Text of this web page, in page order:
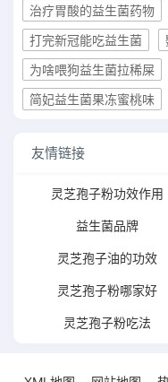
治疗胃酸的益生菌药物
打完新冠能吃益生菌
为啥喂狗益生菌拉稀屎
简妃益生菌果冻蜜桃味
友情链接
灵芝孢子粉功效作用
益生菌品牌
灵芝孢子油的功效
灵芝孢子粉哪家好
灵芝孢子粉吃法